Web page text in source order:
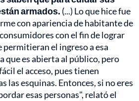
armados. (...) Lo que hice fue
con apariencia de habitante de
con el fin de lograr
permitieran el ingreso a esa
que es abierta al público, pero
el acceso, pues tienen
las esquinas. Entonces, si no eres
esas personas", relató el